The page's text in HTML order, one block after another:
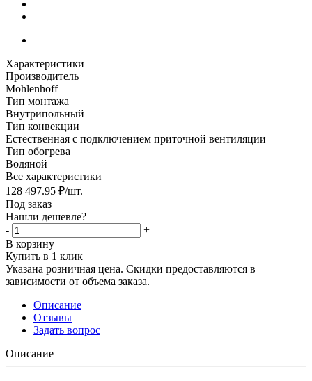
Характеристики
Производитель
Mohlenhoff
Тип монтажа
Внутрипольный
Тип конвекции
Естественная с подключением приточной вентиляции
Тип обогрева
Водяной
Все характеристики
128 497.95 ₽/шт.
Под заказ
Нашли дешевле?
-
+
В корзину
Купить в 1 клик
Указана розничная цена. Скидки предоставляются в
зависимости от объема заказа.
Описание
Отзывы
Задать вопрос
Описание